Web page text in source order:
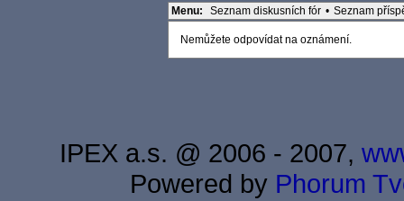
Menu: Seznam diskusních fór • Seznam
Nemůžete odpovídat na oznámení.
IPEX a.s. @ 2006 - 2007,
Powered by Phorum